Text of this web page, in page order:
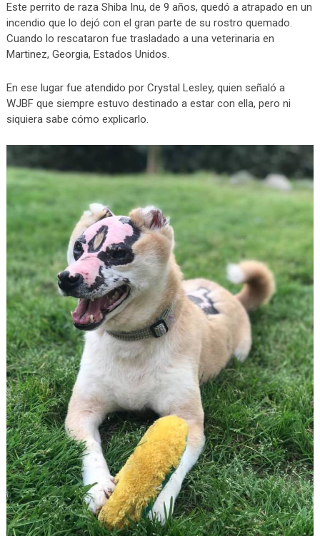
Este perrito de raza Shiba Inu, de 9 años, quedó a atrapado en un
incendio que lo dejó con el gran parte de su rostro quemado.
Cuando lo rescataron fue trasladado a una veterinaria en
Martinez, Georgia, Estados Unidos.
En ese lugar fue atendido por Crystal Lesley, quien señaló a
WJBF que siempre estuvo destinado a estar con ella, pero ni
siquiera sabe cómo explicarlo.